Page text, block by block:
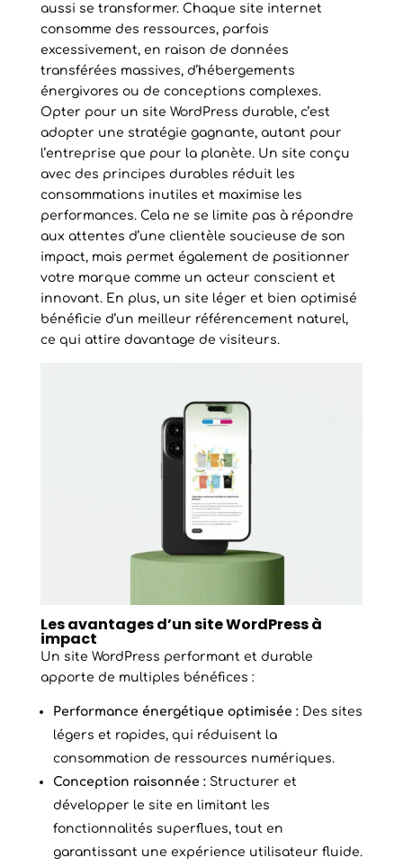
aussi se transformer. Chaque site internet
consomme des ressources, parfois
excessivement, en raison de données
transférées massives, d’hébergements
énergivores ou de conceptions complexes.
Opter pour un site WordPress durable, c’est
adopter une stratégie gagnante, autant pour
l’entreprise que pour la planète. Un site conçu
avec des principes durables réduit les
consommations inutiles et maximise les
performances. Cela ne se limite pas à répondre
aux attentes d’une clientèle soucieuse de son
impact, mais permet également de positionner
votre marque comme un acteur conscient et
innovant. En plus, un site léger et bien optimisé
bénéficie d’un meilleur référencement naturel,
ce qui attire davantage de visiteurs.
Les avantages d’un site WordPress à
impact
Un site WordPress performant et durable
apporte de multiples bénéfices :
Performance énergétique optimisée :Des sites
légers et rapides, qui réduisent la
consommation de ressources numériques.
Conception raisonnée :Structurer et
développer le site en limitant les
fonctionnalités superflues, tout en
garantissant une expérience utilisateur fluide.